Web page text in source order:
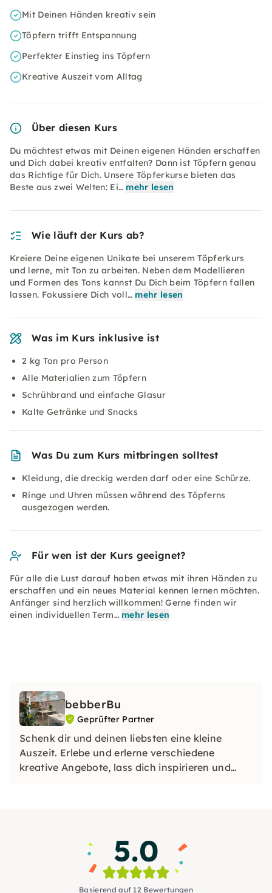
Mit Deinen Händen kreativ sein
Töpfern trifft Entspannung
Perfekter Einstieg ins Töpfern
Kreative Auszeit vom Alltag
Über diesen Kurs
Du möchtest etwas mit Deinen eigenen Händen erschaffen
und Dich dabei kreativ entfalten? Dann ist Töpfern genau
das Richtige für Dich. Unsere Töpferkurse bieten das
Beste aus zwei Welten: Ei… mehr lesen
Wie läuft der Kurs ab?
Kreiere Deine eigenen Unikate bei unserem Töpferkurs
und lerne, mit Ton zu arbeiten. Neben dem Modellieren
und Formen des Tons kannst Du Dich beim Töpfern fallen
lassen. Fokussiere Dich voll… mehr lesen
Was im Kurs inklusive ist
2 kg Ton pro Person
Alle Materialien zum Töpfern
Schrühbrand und einfache Glasur
Kalte Getränke und Snacks
Was Du zum Kurs mitbringen solltest
Kleidung, die dreckig werden darf oder eine Schürze.
Ringe und Uhren müssen während des Töpferns
ausgezogen werden.
Für wen ist der Kurs geeignet?
Für alle die Lust darauf haben etwas mit ihren Händen zu
erschaffen und ein neues Material kennen lernen möchten.
Anfänger sind herzlich willkommen! Gerne finden wir
einen individuellen Term… mehr lesen
bebberBu
Geprüfter Partner
Schenk dir und deinen liebsten eine kleine
Auszeit. Erlebe und erlerne verschiedene
kreative Angebote, lass dich inspirieren und
5.0
Basierend auf 12 Bewertungen